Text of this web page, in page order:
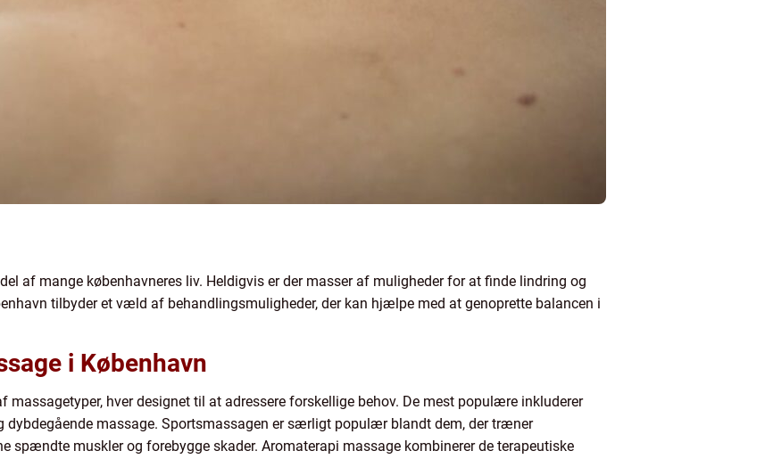
af mange københavneres liv. Heldigvis er der masser af muligheder for at finde lindring og
tilbyder et væld af behandlingsmuligheder, der kan hjælpe med at genoprette balancen i
i København
massagetyper, hver designet til at adressere forskellige behov. De mest populære inkluderer
dybdegående massage. Sportsmassagen er særligt populær blandt dem, der træner
spændte muskler og forebygge skader. Aromaterapi massage kombinerer de terapeutiske